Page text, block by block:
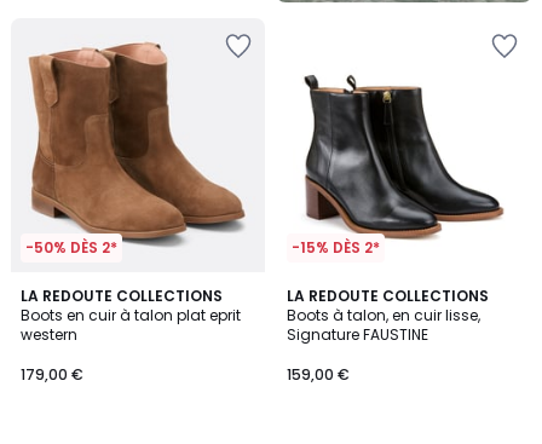
-50% DÈS 2*
LA REDOUTE COLLECTIONS
Boots en cuir à talon plat eprit
western
179,00 €
5
/
5
-15% DÈS 2*
LA REDOUTE COLLECTIONS
Boots à talon, en cuir lisse,
Signature FAUSTINE
159,00 €
4,3
/ 5
2
Couleurs